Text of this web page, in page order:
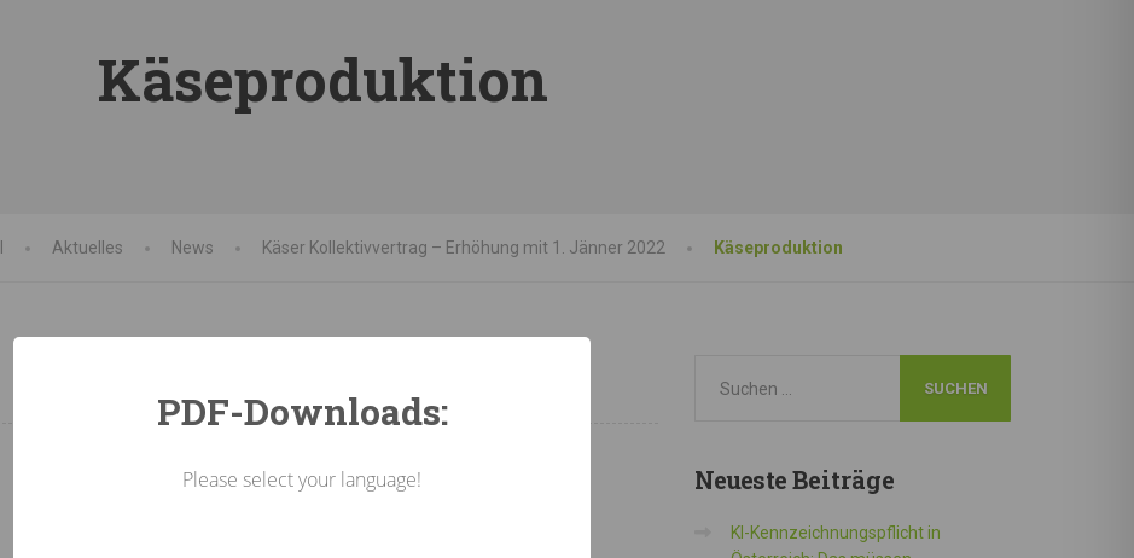
Käseproduktion
Aktuelles News Käser Kollektivvertrag – Erhöhung mit 1. Jänner 2022 Käseproduktion
NeuesteBeiträge
KI-Kennzeichnungspflicht in
PDF-Downloads:
Please select your language!